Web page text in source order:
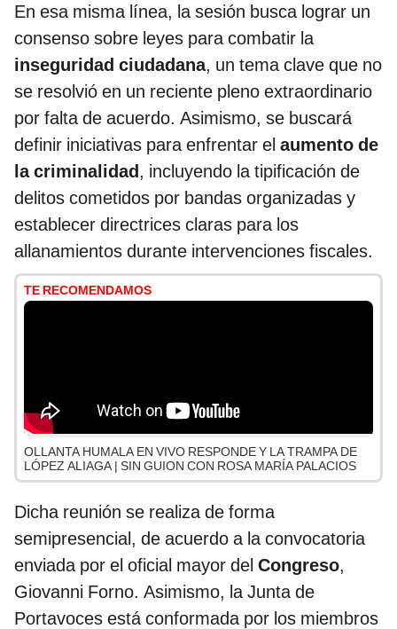
En esa misma línea, la sesión busca lograr un
consenso sobre leyes para combatir la
inseguridad ciudadana, un tema clave que no
se resolvió en un reciente pleno extraordinario
por falta de acuerdo. Asimismo, se buscará
definir iniciativas para enfrentar el aumento de
la criminalidad, incluyendo la tipificación de
delitos cometidos por bandas organizadas y
establecer directrices claras para los
allanamientos durante intervenciones fiscales.
TE RECOMENDAMOS
OLLANTA HUMALA EN VIVO RESPONDE Y LA TRAMPA DE
LÓPEZ ALIAGA | SIN GUION CON ROSA MARÍA PALACIOS
Dicha reunión se realiza de forma
semipresencial, de acuerdo a la convocatoria
enviada por el oficial mayor del Congreso,
Giovanni Forno. Asimismo, la Junta de
Portavoces está conformada por los miembros